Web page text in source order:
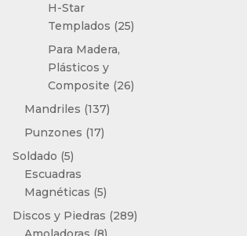
H-Star
Templados
2525
Para Madera,
Plásticos y
Composite
2626
Mandriles 137137
Punzones 1717
Soldado 55
productos
Escuadras
Magnéticas 55
productos
Discos y Piedras 289289
8